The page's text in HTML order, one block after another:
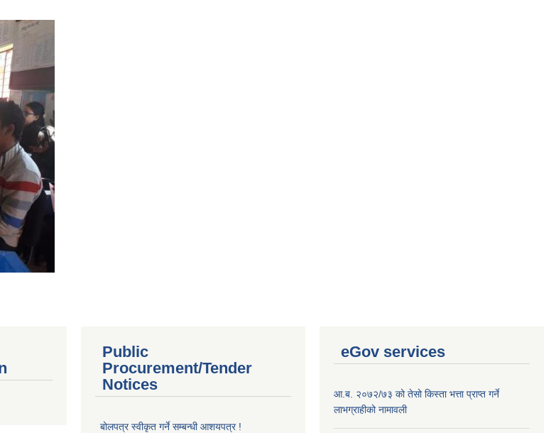
Public
Procurement/Tender
Notices
बोलपत्र स्वीकृत गर्ने सम्बन्धी आशयपत्र !
eGov services
आ.ब. २०७२/७३ को तेसो किस्ता भत्ता प्राप्त गर्ने
लाभग्राहीको नामावली